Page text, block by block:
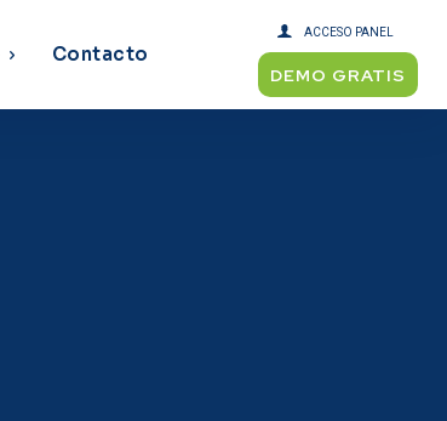
Contacto
ACCESO PANEL
DEMO GRATIS